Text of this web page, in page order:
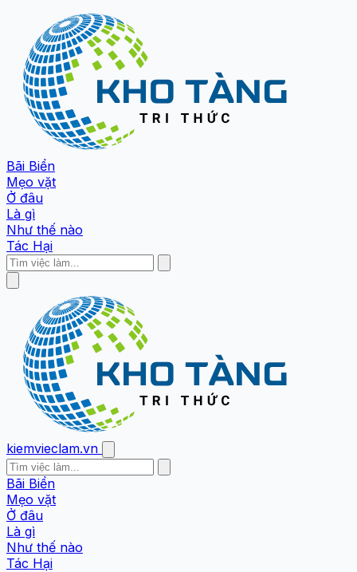
Bãi Biển
Mẹo vặt
Ở đâu
Là gì
Như thế nào
Tác Hại
kiemvieclam.vn
Bãi Biển
Mẹo vặt
Ở đâu
Là gì
Như thế nào
Tác Hại